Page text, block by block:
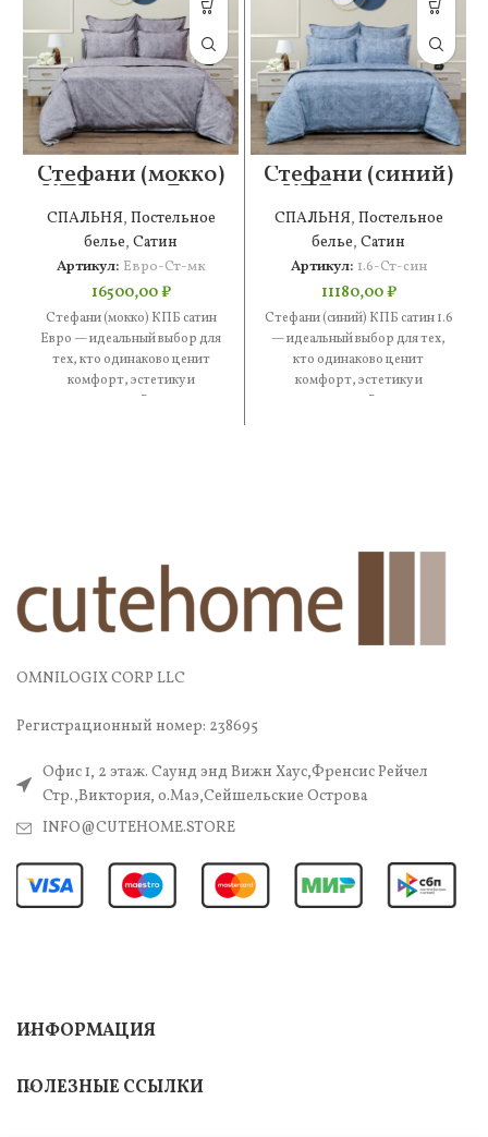
Стефани (мокко)
КПБ сатин Евро
СПАЛЬНЯ, Постельное
белье, Сатин
Артикул: Евро-Ст-мк
16500,00₽
Стефани (мокко) КПБ сатин
Евро — идеальный выбор для
тех, кто одинаково ценит
комфорт, эстетику и
практичность. В составе —
Стефани (синий)
КПБ сатин 1.6
СПАЛЬНЯ, Постельное
белье, Сатин
Артикул: 1.6-Ст-син
11180,00₽
Стефани (синий) КПБ сатин 1.6
— идеальный выбор для тех,
кто одинаково ценит
комфорт, эстетику и
практичность. В составе —
OMNILOGIX CORP LLC
Регистрационный номер: 238695
Офис 1, 2 этаж. Саунд энд Вижн Хаус,Френсис Рейчел
Стр.,Виктория, о.Маэ,Сейшельские Острова
INFO@CUTEHOME.STORE
ИНФОРМАЦИЯ
ПОЛЕЗНЫЕ ССЫЛКИ